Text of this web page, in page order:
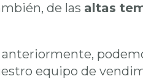
de las altas
equipo de